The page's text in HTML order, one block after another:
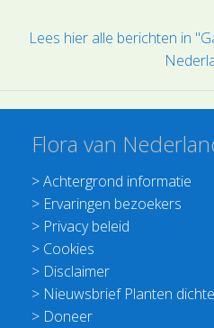
Lees hier alle berichten in
Flora van
>Achtergrond informatie
> Ervaringen bezoekers
> Privacy beleid
> Cookies
> Disclaimer
> Nieuwsbrief Planten
> Doneer